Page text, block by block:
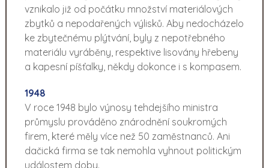
vznikalo již od počátku množství materiálových
zbytků a nepodařených výlisků. Aby nedocházelo
ke zbytečnému plýtvání, byly z nepotřebného
materiálu vyráběny, respektive lisovány hřebeny
a kapesní píšťalky, někdy dokonce i s kompasem.
1948
V roce 1948 bylo výnosy tehdejšího ministra
průmyslu prováděno znárodnění soukromých
firem, které měly více než 50 zaměstnanců. Ani
dačická firma se tak nemohla vyhnout politickým
událostem doby.